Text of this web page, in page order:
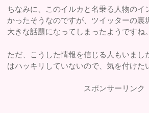
ちなみに、このイルカと名乗る人物のイ
かったそうなのですが、ツイッターの裏
大きな話題になってしまったようですね。
ただ、こうした情報を信じる人もいまし
はハッキリしていないので、気を付けた
スポンサーリンク